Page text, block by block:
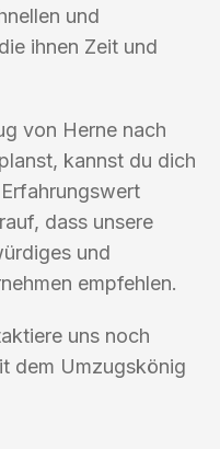
und
ihnen Zeit und
von Herne nach
kannst du dich
dass unsere
und
empfehlen.
uns noch
dem Umzugskönig